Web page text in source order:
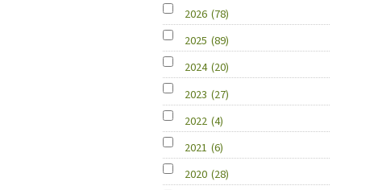
2026 (78)
2025 (89)
2024 (20)
2023 (27)
2022 (4)
2021 (6)
2020 (28)